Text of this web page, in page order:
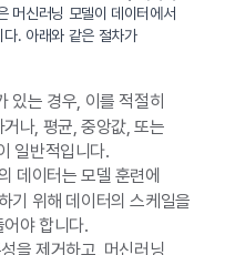
머신러닝 모델이 데이터에서
. 아래와 같은 절차가
있는 경우, 이를 적절히
나, 평균, 중앙값, 또는
일반적입니다.
데이터는 모델 훈련에
기 위해 데이터의 스케일을
야 합니다.
을 제거하고, 머신러닝